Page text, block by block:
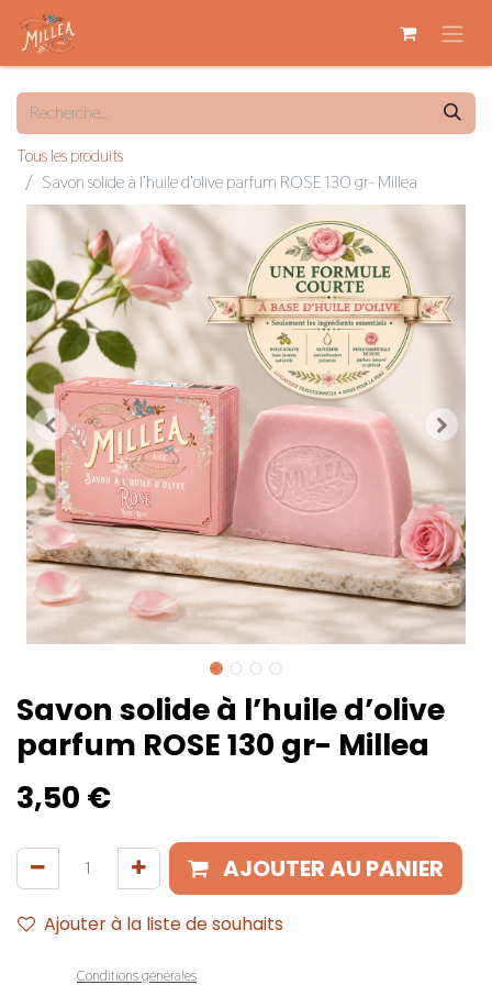
Tous les produits
Savon solide à l’huile d’olive parfum ROSE 130 gr- Millea
Savon solide à l’huile d’olive
parfum ROSE 130 gr- Millea
3,50 €
AJOUTER AU PANIER
Ajouter à la liste de souhaits
Conditions générales